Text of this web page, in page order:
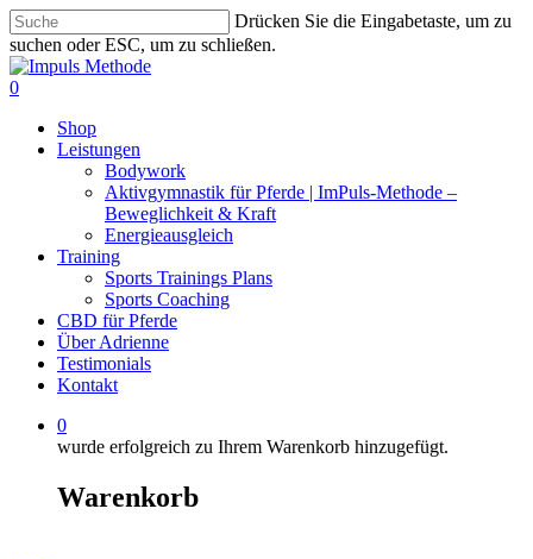
Zum
Hauptinhalt
springen
Drücken Sie die Eingabetaste, um zu
suchen oder ESC, um zu schließen.
Suche
schließen
0
Shop
Leistungen
Bodywork
Aktivgymnastik für Pferde | ImPuls‑Methode –
Beweglichkeit & Kraft
Energieausgleich
Training
Sports Trainings Plans
Sports Coaching
CBD für Pferde
Über Adrienne
Testimonials
Kontakt
0
wurde erfolgreich zu Ihrem Warenkorb hinzugefügt.
Warenkorb